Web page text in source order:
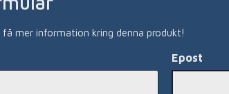
mer information kring denna produkt!
Epost